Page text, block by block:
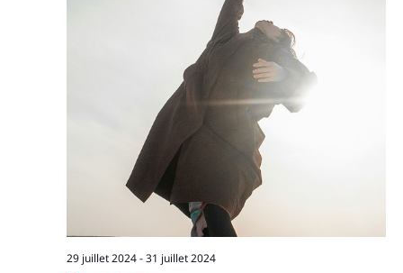
29 juillet 2024-31 juillet 2024